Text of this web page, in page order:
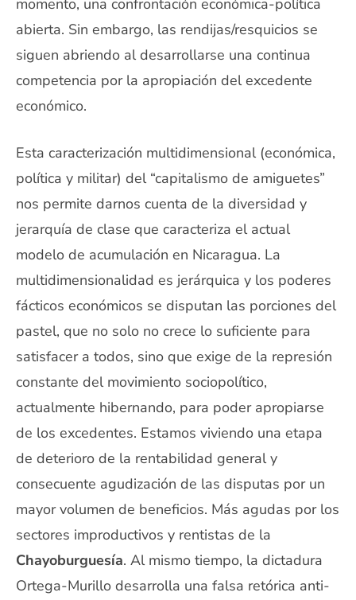
momento, una confrontación económica-política
abierta. Sin embargo, las rendijas/resquicios se
siguen abriendo al desarrollarse una continua
competencia por la apropiación del excedente
económico.
Esta caracterización multidimensional (económica,
política y militar) del “capitalismo de amiguetes”
nos permite darnos cuenta de la diversidad y
jerarquía de clase que caracteriza el actual
modelo de acumulación en Nicaragua. La
multidimensionalidad es jerárquica y los poderes
fácticos económicos se disputan las porciones del
pastel, que no solo no crece lo suficiente para
satisfacer a todos, sino que exige de la represión
constante del movimiento sociopolítico,
actualmente hibernando, para poder apropiarse
de los excedentes. Estamos viviendo una etapa
de deterioro de la rentabilidad general y
consecuente agudización de las disputas por un
mayor volumen de beneficios. Más agudas por los
sectores improductivos y rentistas de la
Chayoburguesía. Al mismo tiempo, la dictadura
Ortega-Murillo desarrolla una falsa retórica anti-